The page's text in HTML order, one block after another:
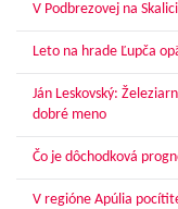
V Podbrezovej na
Leto na hrade Ľupča
Ján Leskovský:
dobré meno
Čo je dôchodková
V regióne Apúlia